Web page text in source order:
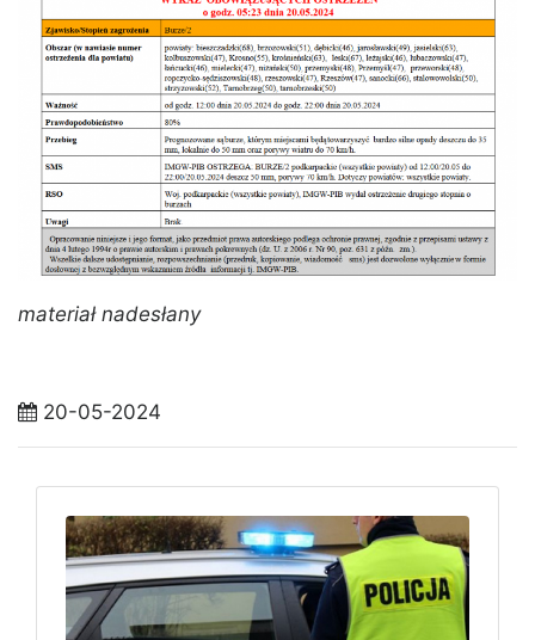
materiał nadesłany
20-05-2024